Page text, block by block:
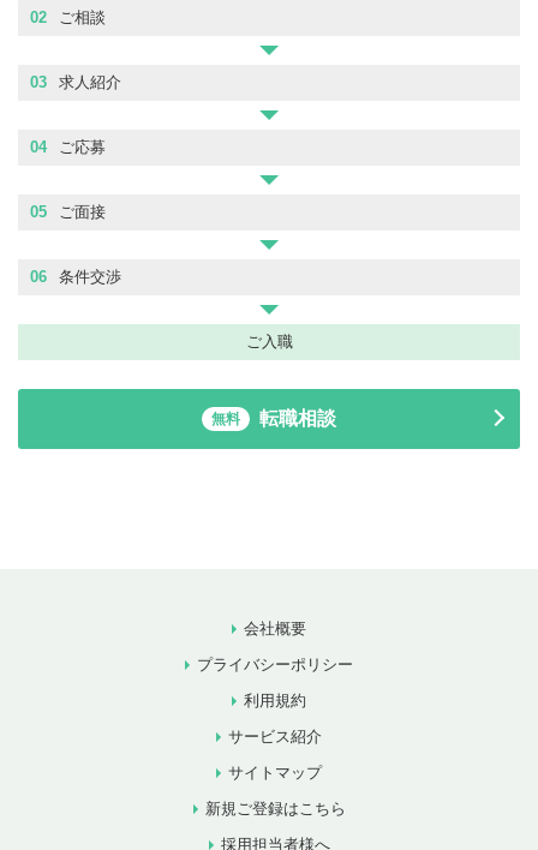
02 ご相談
03 求人紹介
04 ご応募
05 ご面接
06 条件交渉
ご入職
無料 転職相談
会社概要
プライバシーポリシー
利用規約
サービス紹介
サイトマップ
新規ご登録はこちら
採用担当者様へ